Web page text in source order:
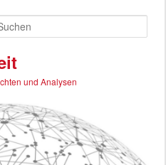
und Analysen